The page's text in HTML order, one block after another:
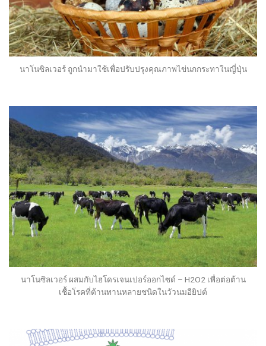
นาโนซิลเวอร์ ถูกนำมาใช้เพื่อปรับปรุงคุณภาพไข่นกกระทาในญี่ปุ่น
นาโนซิลเวอร์ ผสมกับไฮโดรเจนเปอร์ออกไซด์ – H2O2 เพื่อต่อต้าน
เชื้อโรคที่ต้านทานหลายชนิดในวัวนมอียิปต์